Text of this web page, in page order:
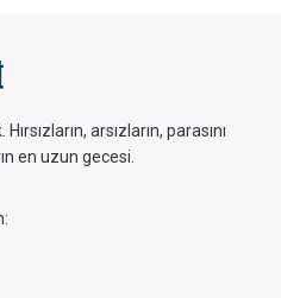
arsızların, parasını
en uzun gecesi.